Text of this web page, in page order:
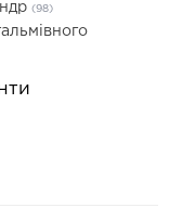
(98)